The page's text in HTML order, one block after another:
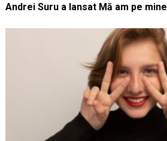
Andrei Suru a lansat Mă am pe mine